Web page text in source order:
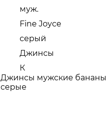
муж.
Fine Joyce
cерый
Джинсы
К
Джинсы мужские бананы
серые